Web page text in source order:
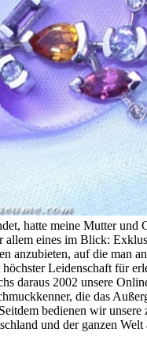
Schmuck,
ist vor allem eine
sollte er so einzigartig
„von der Stange“
finden wie Hotlines mit
ist mehr als „nur ein
Überzeugung, sondern
1995 als kleines
hatte meine Mutter und
allem eines im Blick:
anzubieten, auf die man
Leidenschaft für
daraus 2002 unsere
die das
bedienen wir unsere
und der ganzen Welt